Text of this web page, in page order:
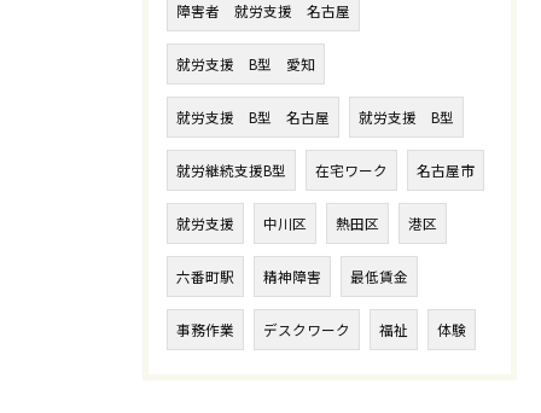
障害者 就労支援 名古屋
就労支援 B型 愛知
就労支援 B型 名古屋 就労支援 B型
就労継続支援B型 在宅ワーク 名古屋市
就労支援 中川区 熱田区 港区
六番町駅 精神障害 最低賃金
事務作業 デスクワーク 福祉 体験